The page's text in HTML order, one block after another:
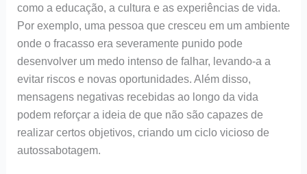
como a educação, a cultura e as experiências de vida.
Por exemplo, uma pessoa que cresceu em um ambiente
onde o fracasso era severamente punido pode
desenvolver um medo intenso de falhar, levando-a a
evitar riscos e novas oportunidades. Além disso,
mensagens negativas recebidas ao longo da vida
podem reforçar a ideia de que não são capazes de
realizar certos objetivos, criando um ciclo vicioso de
autossabotagem.